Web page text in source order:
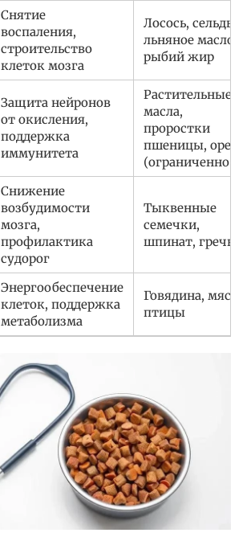
Снятие
воспаления,
строительство
клеток мозга
Лосось, сельдь,
льняное масло,
рыбий жир
Защита нейронов
от окисления,
поддержка
иммунитета
Растительные
масла,
проростки
пшеницы, орехи
(ограниченно)
Снижение
возбудимости
мозга,
профилактика
судорог
Тыквенные
семечки,
шпинат, гречка
Энергообеспечение
клеток, поддержка
метаболизма
Говядина, мясо
птицы